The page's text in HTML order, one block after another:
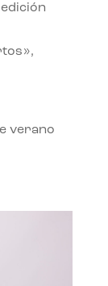
verano